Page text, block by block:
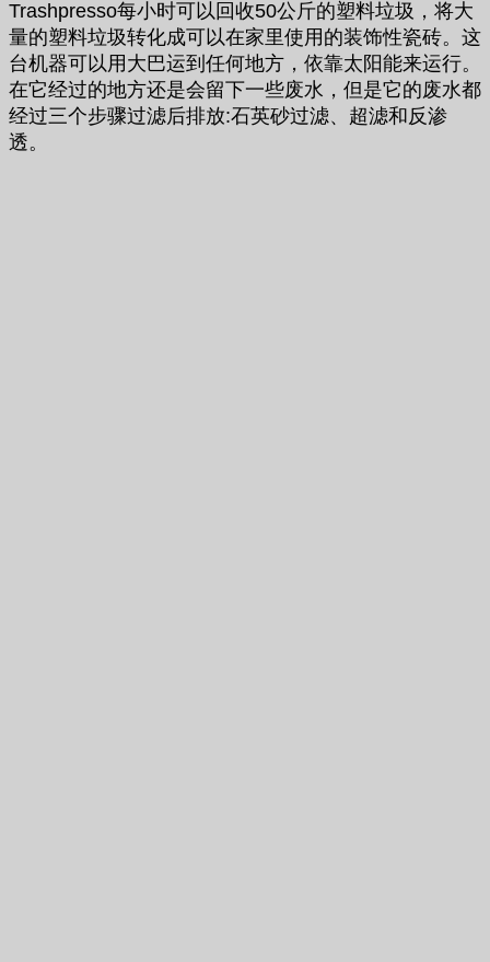
Trashpresso每小时可以回收50公斤的塑料垃圾，将大
量的塑料垃圾转化成可以在家里使用的装饰性瓷砖。这
台机器可以用大巴运到任何地方，依靠太阳能来运行。
在它经过的地方还是会留下一些废水，但是它的废水都
经过三个步骤过滤后排放:石英砂过滤、超滤和反渗
透。